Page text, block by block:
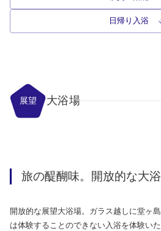
日帰り入浴
展望 大浴場
旅の醍醐味。開放的な大
開放的な展望大浴場。ガラス越しに堂ヶ
は体験することのできない入浴を体験いた